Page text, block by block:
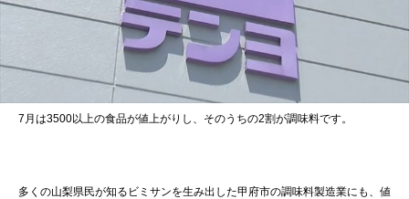
7月は3500以上の食品が値上がりし、そのうちの2割が調味料です。
多くの山梨県民が知るビミサンを生み出した甲府市の調味料製造業にも、値